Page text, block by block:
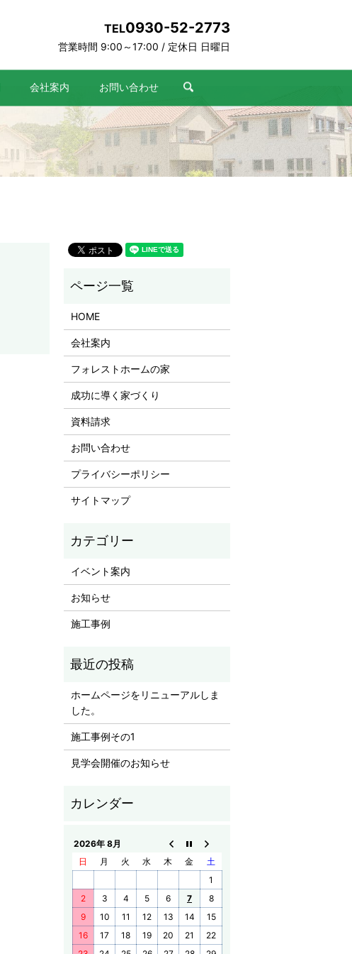
会社案内 お問い合わせ search
TEL0930-52-2773
営業時間 9:00～17:00 / 定休日 日曜日
HOME
会社案内
フォレストホームの家
成功に導く家づくり
資料請求
お問い合わせ
プライバシーポリシー
サイトマップ
イベント案内
お知らせ
施工事例
ホームページをリニューアルしま
した。
施工事例その1
見学会開催のお知らせ
2026年 8月
日
月 火 水 木 金
土
1
2
3 4 5 6 7
8
9
10 11 12 13 14
15
16
17 18 19 20 21
22